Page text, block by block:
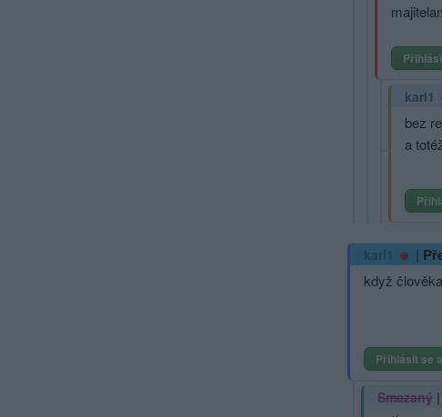
karl1
bez
a
karl1 |
když
Přihlásit se
Smazaný |